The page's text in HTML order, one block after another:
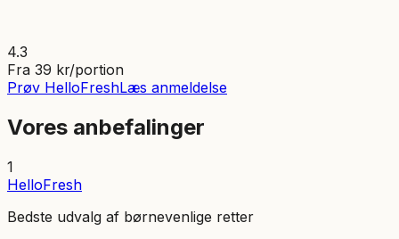
4.3
Fra 39 kr/portion
Prøv HelloFreshLæs anmeldelse
Vores anbefalinger
1
HelloFresh
Bedste udvalg af børnevenlige retter